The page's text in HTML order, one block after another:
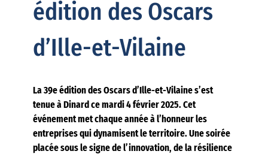
édition des Oscars
d’Ille-et-Vilaine
La 39e édition des Oscars d’Ille-et-Vilaine s’est
tenue à Dinard ce mardi 4 février 2025. Cet
événement met chaque année à l’honneur les
entreprises qui dynamisent le territoire. Une soirée
placée sous le signe de l’innovation, de la résilience